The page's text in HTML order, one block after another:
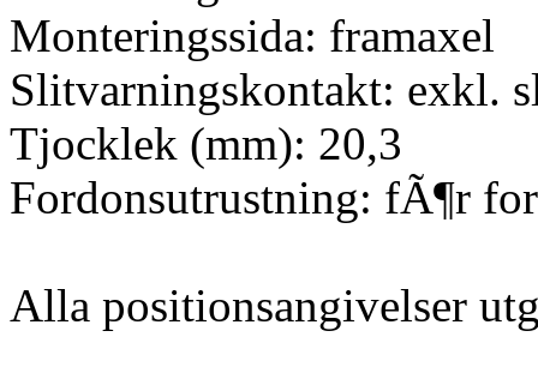
Monteringssida: framaxel
Slitvarningskontakt: exkl.
Tjocklek (mm): 20,3
Fordonsutrustning: fÃ¶r
Alla positionsangivelser